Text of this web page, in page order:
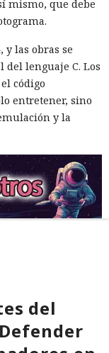
mismo, que debe
y las obras se
lenguaje C. Los
código
entretener, sino
y la
del